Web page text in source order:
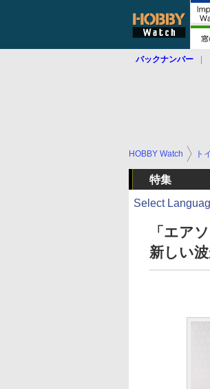
バックナンバー
HOBBY Watch ト
特集
Select
「エア
新しい